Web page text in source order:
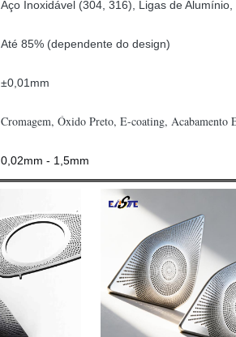
Aço Inoxidável (304, 316), Ligas de
Até 85% (dependente do design)
±0,01mm
Cromagem, Óxido Preto, E-coating, Acabamento
0,02mm - 1,5mm